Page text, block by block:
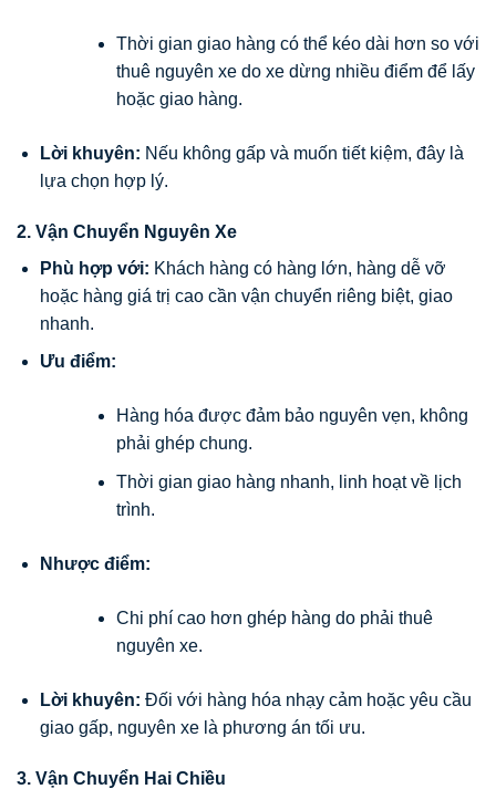
Thời gian giao hàng có thể kéo dài hơn so với
thuê nguyên xe do xe dừng nhiều điểm để lấy
hoặc giao hàng.
Lời khuyên: Nếu không gấp và muốn tiết kiệm, đây là
lựa chọn hợp lý.
2. Vận Chuyển Nguyên Xe
Phù hợp với: Khách hàng có hàng lớn, hàng dễ vỡ
hoặc hàng giá trị cao cần vận chuyển riêng biệt, giao
nhanh.
Ưu điểm:
Hàng hóa được đảm bảo nguyên vẹn, không
phải ghép chung.
Thời gian giao hàng nhanh, linh hoạt về lịch
trình.
Nhược điểm:
Chi phí cao hơn ghép hàng do phải thuê
nguyên xe.
Lời khuyên: Đối với hàng hóa nhạy cảm hoặc yêu cầu
giao gấp, nguyên xe là phương án tối ưu.
3. Vận Chuyển Hai Chiều